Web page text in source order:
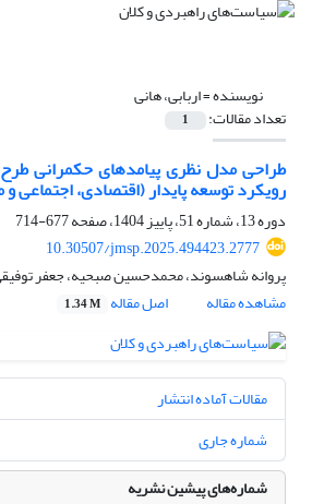
نویسنده =اربابی، هانی
تعداد مقالات: 1
طراحی مدل نظری پیامدهای حکمرانی
رویکرد توسعه پایدار (اقتصادی، اجتماعی
دوره 13، شماره 51، پاییز 1404، صفحه
677-714
10.30507/jmsp.2025.494423.2777
پروانه شاهسوند، محمدحسین صبحیه، جعفر توفیقی
مشاهده مقاله
اصل مقاله 1.34 M
مقالات آماده انتشار
شماره جاری
شماره‌های پیشین نشریه